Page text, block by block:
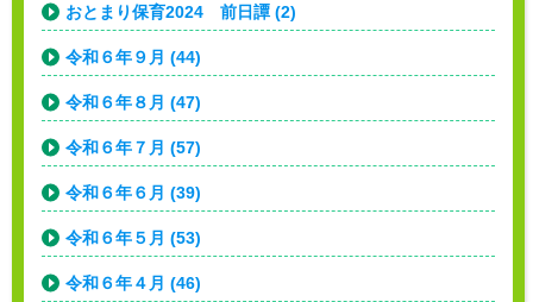
おとまり保育2024 前日譚 (2)
令和６年９月 (44)
令和６年８月 (47)
令和６年７月 (57)
令和６年６月 (39)
令和６年５月 (53)
令和６年４月 (46)